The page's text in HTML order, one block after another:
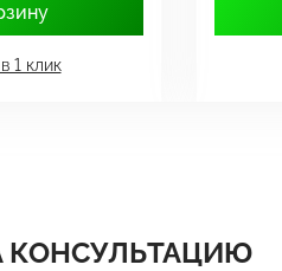
1 клик
КОНСУЛЬТАЦИЮ